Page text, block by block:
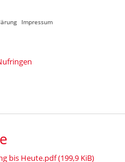
Impressum
bis Heute.pdf(199,9 KiB)